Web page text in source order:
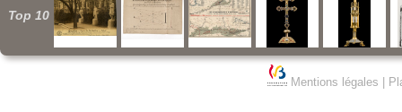
Top 10
Mentions légales